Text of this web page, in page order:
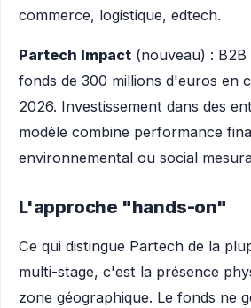
commerce, logistique, edtech.
Partech Impact (nouveau) :
fonds de 300 millions d'euros en
2026. Investissement dans des
modèle combine performance
environnemental ou social
L'approche "hands-on"
Ce qui distingue Partech de la
multi-stage, c'est la présence
zone géographique. Le fonds ne